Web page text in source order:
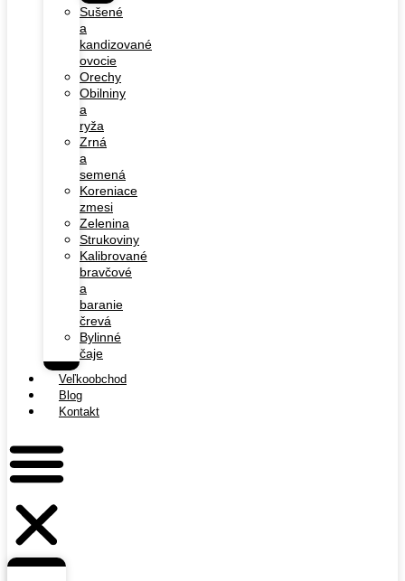
Sušené
a
kandizované
ovocie
Orechy
Obilniny
a
ryža
Zrná
a
semená
Koreniace
zmesi
Zelenina
Strukoviny
Kalibrované
bravčové
a
baranie
črevá
Bylinné
čaje
Veľkoobchod
Blog
Kontakt